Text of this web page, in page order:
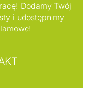
Dodamy Twój
i udostępnimy